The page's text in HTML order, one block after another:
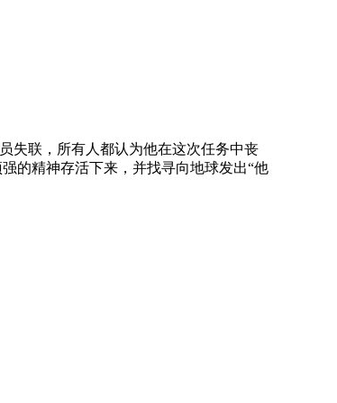
失联，所有人都认为他在这次任务中丧
的精神存活下来，并找寻向地球发出“他